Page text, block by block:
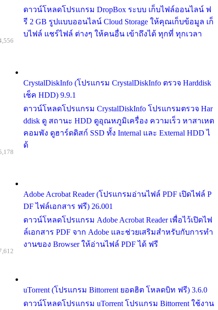
ดาวน์โหลดโปรแกรม DropBox ระบบ เก็บไฟล์ออนไลน์ ฟ
รี 2 GB รูปแบบออนไลน์ Cloud Storage ให้คุณเก็บข้อมูล เก็
บไฟล์ แชร์ไฟล์ ต่างๆ ให้คนอื่น เข้าถึงได้ ทุกที่ ทุกเวลา
CrystalDiskInfo (โปรแกรม CrystalDiskInfo ตรวจ Harddisk
เช็ค HDD) 9.9.1
ดาวน์โหลดโปรแกรม CrystalDiskInfo โปรแกรมตรวจ Har
ddisk ดู สถานะ HDD ดูอุณหภูมิเครื่อง ความเร็ว หาสาเหต
คอมพัง ดูฮาร์ดดิสก์ SSD ทั้ง Internal และ External HDD ไ
ด้
Adobe Acrobat Reader (โปรแกรมอ่านไฟล์ PDF เปิดไฟล์ P
DF ไฟล์เอกสาร ฟรี) 26.001
ดาวน์โหลดโปรแกรม Adobe Acrobat Reader เพื่อไว้เปิดไฟ
ล์เอกสาร PDF จาก Adobe และช่วยเสริมสำหรับกับการทำ
งานของ Browser ให้อ่านไฟล์ PDF ได้ ฟรี
uTorrent (โปรแกรม Bittorrent ยอดฮิต โหลดบิท ฟรี) 3.6.0
ดาวน์โหลดโปรแกรม uTorrent โปรแกรม Bittorrent ใช้งาน